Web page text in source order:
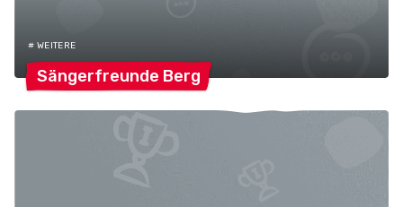
# WEITERE
Sängerfreunde Berg